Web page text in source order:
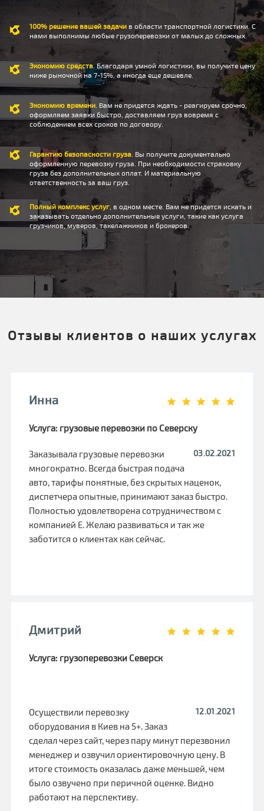
100% решение вашей задачи в области транспортной логистики. С
нами выполнимы любые грузоперевозки от малых до сложных.
Экономию средств. Благодаря умной логистики, вы получите цену
ниже рыночной на 7-15%, а иногда еще дешевле.
Экономию времени . Вам не придется ждать - реагируем срочно,
оформляем заявки быстро, доставляем груз вовремя с
соблюдением всех сроков по договору.
Гарантию безопасности груза . Вы получите документально
оформленную перевозку груза. При необходимости страховку
груза без дополнительных оплат. И материальную
ответственность за ваш груз.
Полный комплекс услуг , в одном месте. Вам не придется искать и
заказывать отдельно дополнительные услуги, такие как услуга
грузчиков, муверов, такелажников и брокеров.
Отзывы клиентов о наших услугах
Инна
Услуга: грузовые перевозки по Северску
03.02.2021
Заказывала грузовые перевозки
многократно. Всегда быстрая подача
авто, тарифы понятные, без скрытых наценок,
диспетчера опытные, принимают заказ быстро.
Полностью удовлетворена сотрудничеством с
компанией Е. Желаю развиваться и так же
заботится о клиентах как сейчас.
Дмитрий
Услуга: грузоперевозки Северск
12.01.2021
Осуществили перевозку
оборудования в Киев на 5+. Заказ
сделал через сайт, через пару минут перезвонил
менеджер и озвучил ориентировочную цену. В
итоге стоимость оказалась даже меньшей, чем
было озвучено при перичной оценке. Видно
работают на перспективу.